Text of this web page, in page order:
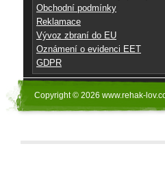
Obchodní podmínky
Reklamace
Vývoz zbraní do EU
Oznámení o evidenci EET
GDPR
Copyright © 2026 www.rehak-